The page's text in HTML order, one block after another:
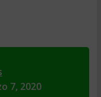
7, 2020